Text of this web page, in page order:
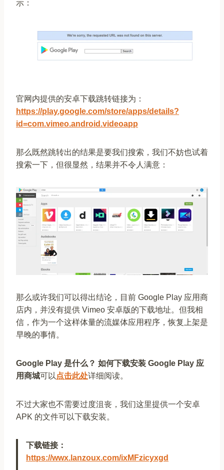
示：
官网内提供的安卓下载跳转链接为：
https://play.google.com/store/apps/details?
id=com.vimeo.android.videoapp
那么既然跳转出的结果是要我们搜索，我们不妨也试着
搜索一下，但很显然，结果并不令人满意：
那么或许我们可以得出结论，目前 Google Play 应用商
店内，并没有提供 Vimeo 安卓版的下载地址。但我相
信，作为一个这样体量的流媒体应用程序，恢复上架是
早晚的事情。
Google Play 是什么？ 如何下载安装 Google Play 应
用商城可以 点击此处详细阅读。
不过大家也不需要过度沮丧，我们这里提供一个安卓
APK 的文件可以下载安装。
下载链接：
https://wwx.lanzoux.com/ixMFzicyxgd